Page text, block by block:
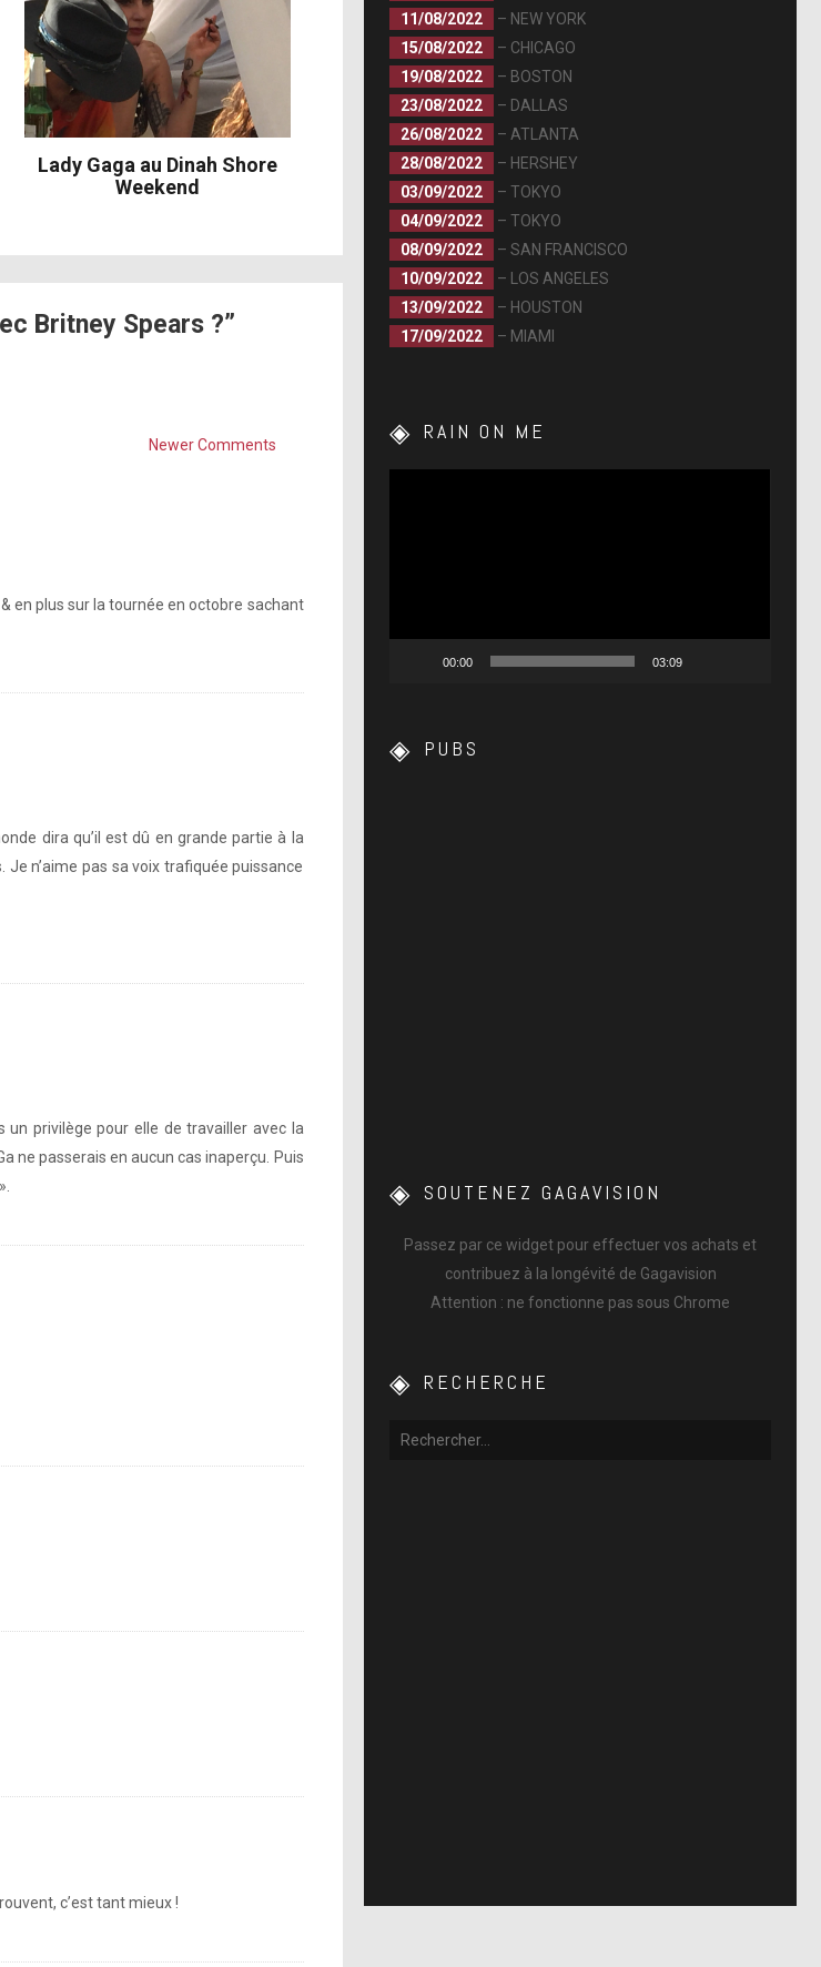
Lady Gaga au Dinah Shore
Weekend
Britney Spears ?”
Newer Comments
en plus sur la tournée en octobre sachant
dira qu’il est dû en grande partie à la
n’aime pas sa voix trafiquée puissance
un privilège pour elle de travailler avec la
ne passerais en aucun cas inaperçu. Puis
c’est tant mieux !
11/08/2022
– NEW YORK
15/08/2022
– CHICAGO
19/08/2022
– BOSTON
23/08/2022
– DALLAS
26/08/2022
– ATLANTA
28/08/2022
– HERSHEY
03/09/2022
– TOKYO
04/09/2022
– TOKYO
08/09/2022
– SAN FRANCISCO
10/09/2022
– LOS ANGELES
13/09/2022
– HOUSTON
17/09/2022
– MIAMI
RAIN ON ME
00:00 03:09
PUBS
SOUTENEZ GAGAVISION
Passez par ce widget pour effectuer vos achats et
contribuez à la longévité de Gagavision
Attention : ne fonctionne pas sous Chrome
RECHERCHE